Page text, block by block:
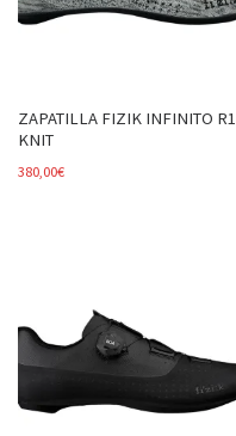
ZAPATILLA FIZIK INFINITO R1
KNIT
380,00€